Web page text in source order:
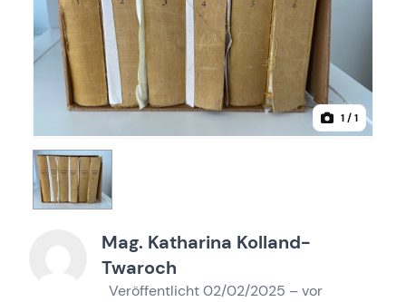
1/ 1
Mag. Katharina Kolland-
Twaroch
Veröffentlicht 02/02/2025 – vor